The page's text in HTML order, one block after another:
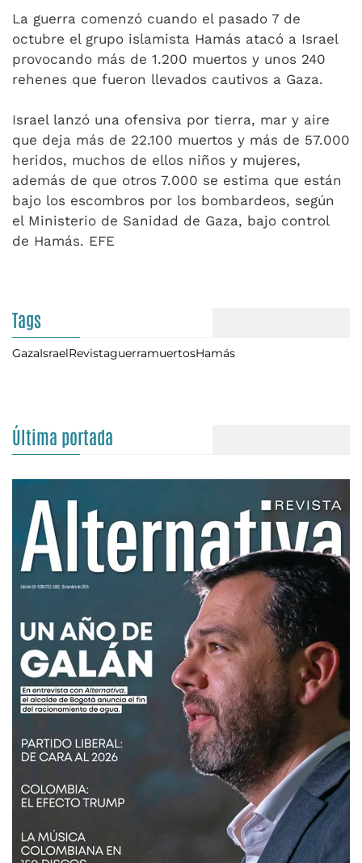
La guerra comenzó cuando el pasado 7 de
octubre el grupo islamista Hamás atacó a Israel
provocando más de 1.200 muertos y unos 240
rehenes que fueron llevados cautivos a Gaza.
Israel lanzó una ofensiva por tierra, mar y aire
que deja más de 22.100 muertos y más de 57.000
heridos, muchos de ellos niños y mujeres,
además de que otros 7.000 se estima que están
bajo los escombros por los bombardeos, según
el Ministerio de Sanidad de Gaza, bajo control
de Hamás. EFE
Tags
GazaIsraelRevistaguerramuertosHamás
Última portada